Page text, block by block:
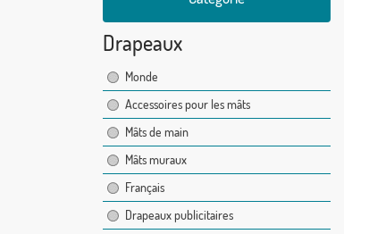
Drapeaux
Monde
Accessoires pour les mâts
Mâts de main
Mâts muraux
Français
Drapeaux publicitaires